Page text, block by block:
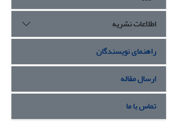
اطلاعات نشریه
راهنمای نویسندگان
ارسال مقاله
تماس با ما